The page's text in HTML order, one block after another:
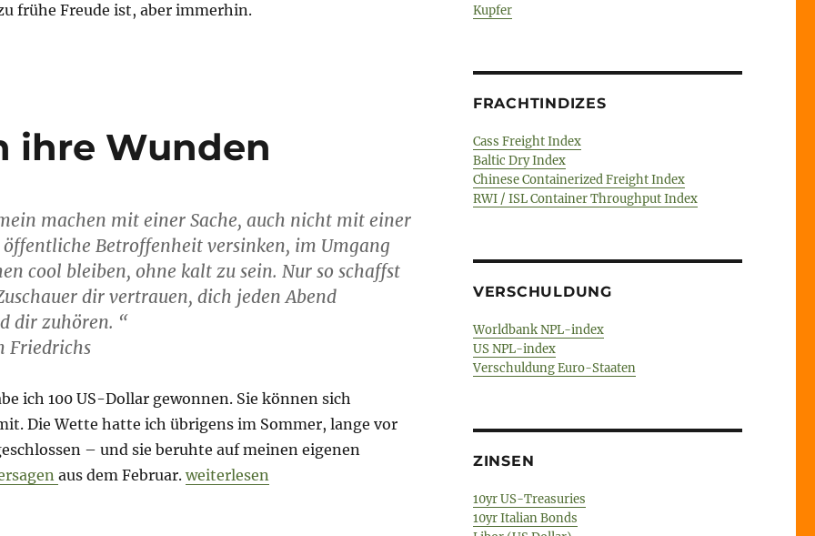
frühe Freude ist, aber immerhin.
ihre Wunden
machen mit einer Sache, auch nicht mit einer
Betroffenheit versinken, im Umgang
cool bleiben, ohne kalt zu sein. Nur so schaffst
dir vertrauen, dich jeden Abend
dir zuhören. “
Friedrichs
ich 100 US-Dollar gewonnen. Sie können sich
Die Wette hatte ich übrigens im Sommer, lange vor
– und sie beruhte auf meinen eigenen
aus dem Februar. „US-Medien lecken ihre Wunden“
weiterlesen
Kupfer
FRACHTINDIZES
Cass Freight Index
Baltic Dry Index
Chinese Containerized Freight Index
RWI / ISL Container Throughput Index
VERSCHULDUNG
Worldbank NPL-index
US NPL-index
Verschuldung Euro-Staaten
ZINSEN
10yr US-Treasuries
10yr Italian Bonds